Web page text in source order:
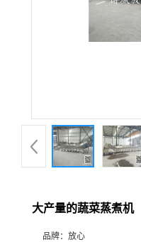
大产量的蔬菜蒸煮机
品牌： 放心